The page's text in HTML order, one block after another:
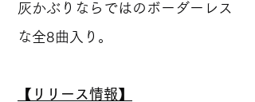
灰かぶりならではのボーダーレス
な全8曲入り。
【リリース情報】